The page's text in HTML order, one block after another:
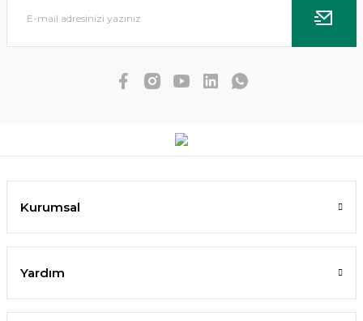
162,82 TL
Kurumsal
Yardım